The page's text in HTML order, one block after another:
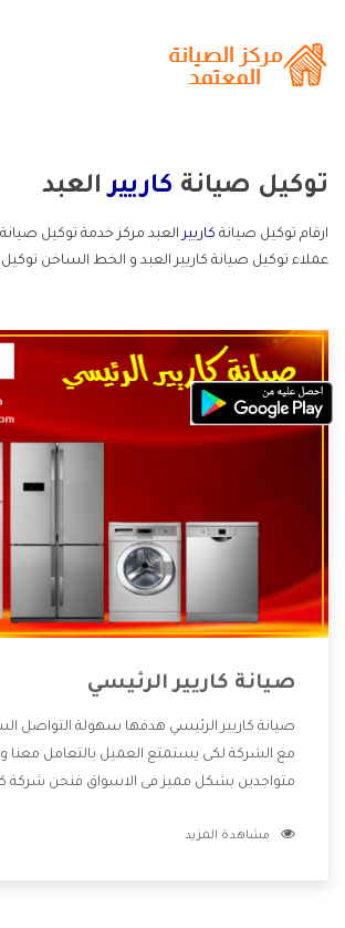
توكيل صيانة كارييرالعبد
ارقام توكيل صيانة كارييرالعبد مركز خدمة توكيل صيانة
عملاء توكيل صيانة كاريير العبد و الخط الساخن توكيل
صيانة كاريير الرئيسي
صيانة كاريير الرئيسي هدفها سهولة التواصل
مع الشركة لكى يستمتع العميل بالتعامل معنا
متواجدين بشكل مميز فى الاسواق فنحن شركة
الشركة بها والتى تكون منها خدمة الصيانة التى
مشاهدة المزيد